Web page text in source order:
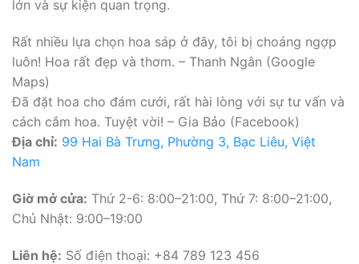
lớn và sự kiện quan trọng.
Rất nhiều lựa chọn hoa sáp ở đây, tôi bị choáng ngợp
luôn! Hoa rất đẹp và thơm. – Thanh Ngân (Google
Maps)
Đã đặt hoa cho đám cưới, rất hài lòng với sự tư vấn và
cách cắm hoa. Tuyệt vời! – Gia Bảo (Facebook)
Địa chỉ: 99 Hai Bà Trưng, Phường 3, Bạc Liêu, Việt
Nam
Giờ mở cửa: Thứ 2-6: 8:00–21:00, Thứ 7: 8:00–21:00,
Chủ Nhật: 9:00–19:00
Liên hệ: Số điện thoại: +84 789 123 456